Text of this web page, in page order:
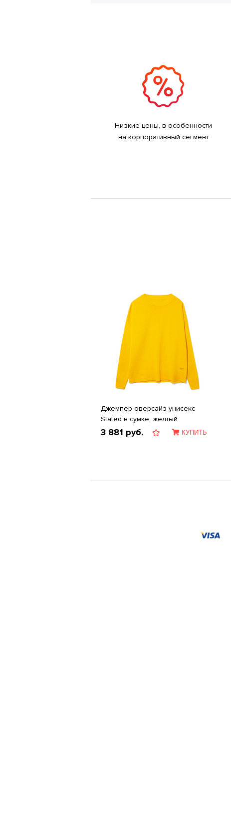
Низкие цены, в особенности
на корпоративный сегмент
Джемпер оверсайз унисекс
Stated в сумке, желтый
3 881 руб. КУПИТЬ